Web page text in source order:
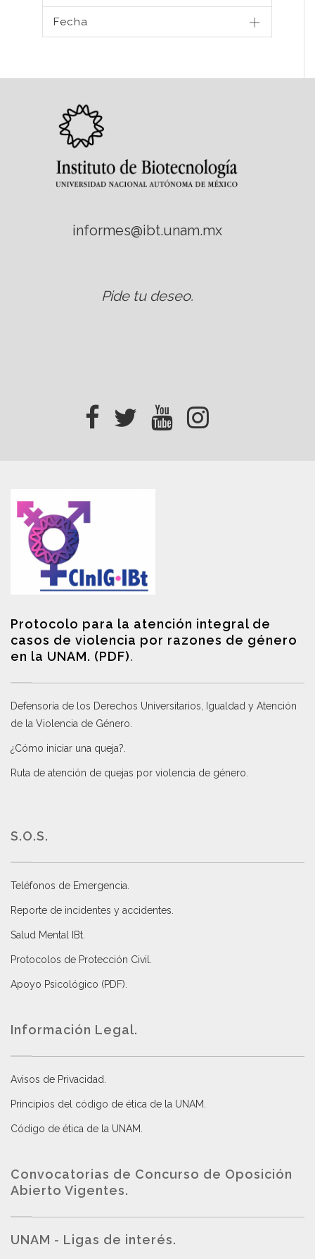
Fecha
informes@ibt.unam.mx
Pide tu deseo.
Protocolo para la atención integral de
casos de violencia por razones de género
en la UNAM. (PDF).
Defensoría de los Derechos Universitarios, Igualdad y Atención
de la Violencia de Género
¿Cómo iniciar una queja?
Ruta de atención de quejas por violencia de género
S.O.S.
Teléfonos de Emergencia.
Reporte de incidentes y accidentes
Salud Mental IBt
Protocolos de Protección Civil
Apoyo Psicológico (PDF)
Información Legal.
Avisos de Privacidad
Principios del código de ética de la UNAM
Código de ética de la UNAM
Convocatorias de Concurso de Oposición
Abierto Vigentes.
UNAM - Ligas de interés.